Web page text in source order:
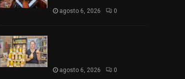
agosto 6, 2026 0
agosto 6, 2026 0